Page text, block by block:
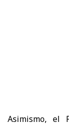
Asimismo, el